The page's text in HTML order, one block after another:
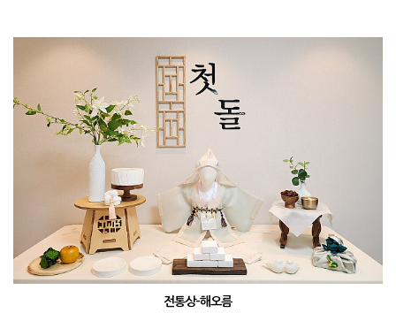
전통상-해오름